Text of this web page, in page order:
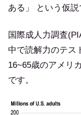
ある」 という仮説
国際成人力調査
中で読解力のテス
16~65歳のアメリ
です。